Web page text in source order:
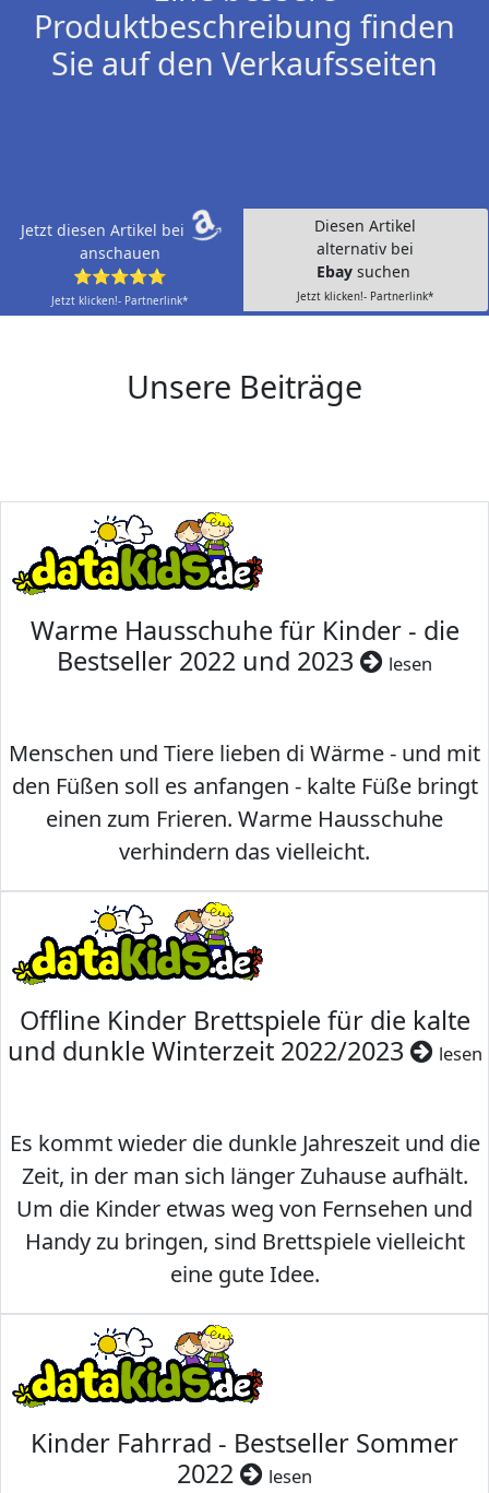
Produktbeschreibung finden
Sie auf den Verkaufsseiten
Jetzt diesen Artikel bei
anschauen
⭐⭐⭐⭐⭐
Jetzt klicken!- Partnerlink*
Diesen Artikel
alternativ bei
Ebay suchen
Jetzt klicken!- Partnerlink*
Unsere Beiträge
Warme Hausschuhe für Kinder - die
Bestseller 2022 und 2023
lesen
Menschen und Tiere lieben di Wärme - und mit
den Füßen soll es anfangen - kalte Füße bringt
einen zum Frieren. Warme Hausschuhe
verhindern das vielleicht.
Offline Kinder Brettspiele für die kalte
und dunkle Winterzeit 2022/2023
lesen
Es kommt wieder die dunkle Jahreszeit und die
Zeit, in der man sich länger Zuhause aufhält.
Um die Kinder etwas weg von Fernsehen und
Handy zu bringen, sind Brettspiele vielleicht
eine gute Idee.
Kinder Fahrrad - Bestseller Sommer
2022
lesen